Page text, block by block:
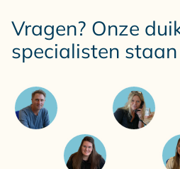
Vragen? Onze
specialisten